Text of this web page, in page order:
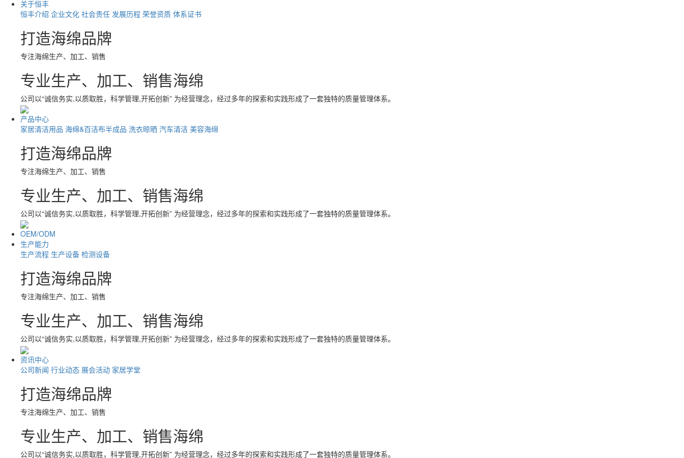
关于恒丰
恒丰介绍 企业文化 社会责任 发展历程 荣誉资质 体系证书
打造海绵品牌
专注海绵生产、加工、销售
专业生产、加工、销售海绵
公司以“诚信务实,以质取胜，科学管理,开拓创新” 为经营理念，经过多年的探索和实践形成了一套独特的质量管理体系。
产品中心
家居清洁用品 海绵&百洁布半成品 洗衣晾晒 汽车清洁 美容海绵
打造海绵品牌
专注海绵生产、加工、销售
专业生产、加工、销售海绵
公司以“诚信务实,以质取胜，科学管理,开拓创新” 为经营理念，经过多年的探索和实践形成了一套独特的质量管理体系。
OEM/ODM
生产能力
生产流程 生产设备 检测设备
打造海绵品牌
专注海绵生产、加工、销售
专业生产、加工、销售海绵
公司以“诚信务实,以质取胜，科学管理,开拓创新” 为经营理念，经过多年的探索和实践形成了一套独特的质量管理体系。
资讯中心
公司新闻 行业动态 展会活动 家居学堂
打造海绵品牌
专注海绵生产、加工、销售
专业生产、加工、销售海绵
公司以“诚信务实,以质取胜，科学管理,开拓创新” 为经营理念，经过多年的探索和实践形成了一套独特的质量管理体系。